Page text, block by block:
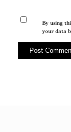
By using
your data